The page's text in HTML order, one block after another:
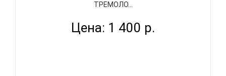
ТРЕМОЛО...
Цена: 1 400 р.